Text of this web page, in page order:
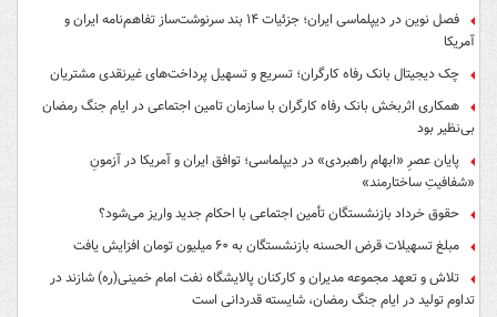
فصل نوین در دیپلماسی ایران؛ جزئیات ۱۴ بند سرنوشت‌ساز تفاهم‌نامه ایران و
آمریکا
چک دیجیتال بانک رفاه کارگران؛ تسریع و تسهیل پرداخت‌های غیرنقدی مشتریان
همکاری اثربخش بانک رفاه کارگران با سازمان تامین اجتماعی در ایام جنگ رمضان
بی‌نظیر بود
پایان عصرِ «ابهام راهبردی» در دیپلماسی؛ توافق ایران و آمریکا در آزمونِ
«شفافیتِ ساختارمند»
حقوق خرداد بازنشستگان تأمین اجتماعی با احکام جدید واریز می‌شود؟
مبلغ تسهیلات قرض الحسنه بازنشستگان به ۶۰ میلیون تومان افزایش یافت
تلاش و تعهد مجموعه مدیران و کارکنان پالایشگاه نفت امام خمینی(ره) شازند در
تداوم تولید در ایام جنگ رمضان، شایسته قدردانی است